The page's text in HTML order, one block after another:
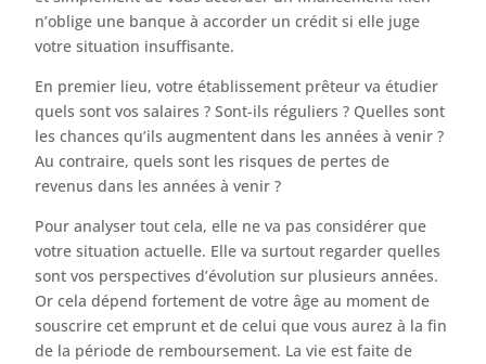
n’oblige une banque à accorder un crédit si elle juge
votre situation insuffisante.
En premier lieu, votre établissement prêteur va étudier
quels sont vos salaires ? Sont-ils réguliers ? Quelles sont
les chances qu’ils augmentent dans les années à venir ?
Au contraire, quels sont les risques de pertes de
revenus dans les années à venir ?
Pour analyser tout cela, elle ne va pas considérer que
votre situation actuelle. Elle va surtout regarder quelles
sont vos perspectives d’évolution sur plusieurs années.
Or cela dépend fortement de votre âge au moment de
souscrire cet emprunt et de celui que vous aurez à la fin
de la période de remboursement. La vie est faite de